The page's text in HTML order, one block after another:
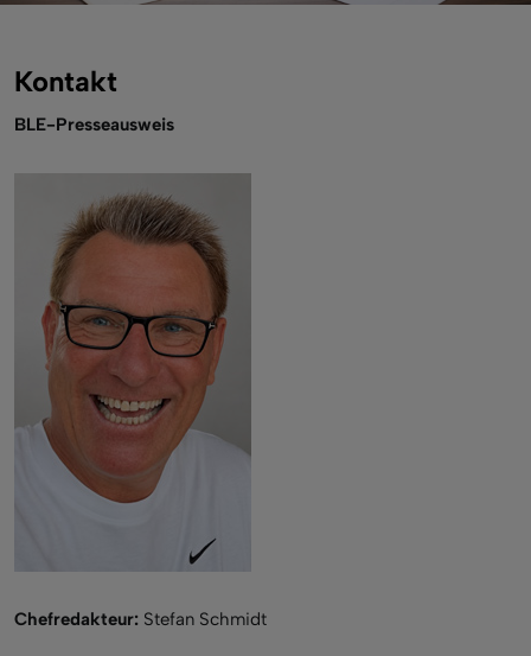
Kontakt
BLE-Presseausweis
Chefredakteur: Stefan Schmidt